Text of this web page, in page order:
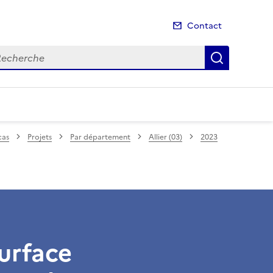
Contact
Projets Par département Allier (03) 2023